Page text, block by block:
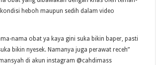
heboh maupun sedih dalam video
nama obat ya kaya gini suka bikin baper, pasti
bikin nyesek. Namanya juga perawat receh”
di akun instagram @cahdimass